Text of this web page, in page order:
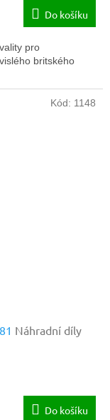
Do košíku
pro
britského
Náhradní díly
Do košíku
Kód: 1148